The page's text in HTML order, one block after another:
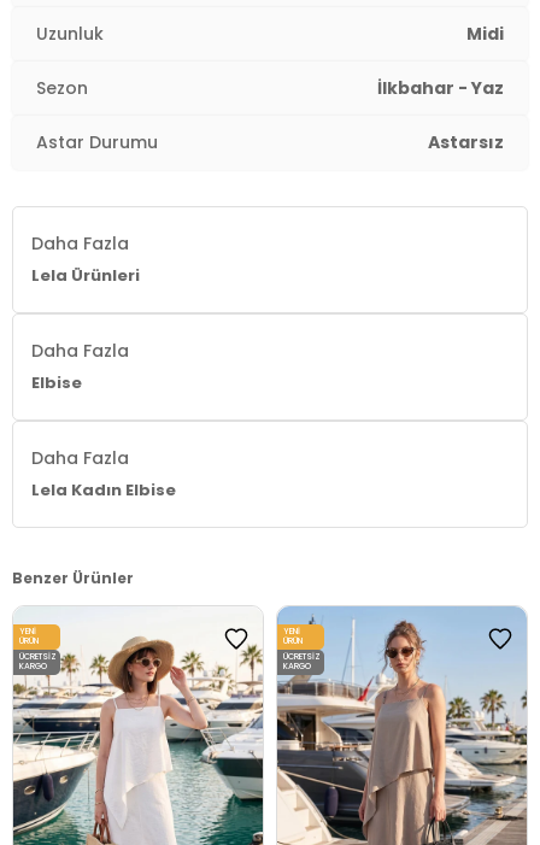
Kalıp Bilgisi:Regular Fit
Yaş Grubu:Yetişkin
Menşei:
Detaylar:Volan
2DY611EL574.2565
Uzunluk Midi
Sezon İlkbahar - Yaz
Astar Durumu Astarsız
Daha Fazla
Lela Ürünleri
Daha Fazla
Elbise
Daha Fazla
Lela Kadın Elbise
Benzer Ürünler
YENI
ÜRÜN
ÜCRETSIZ
KARGO
YENI
ÜRÜN
ÜCRETSIZ
KARGO